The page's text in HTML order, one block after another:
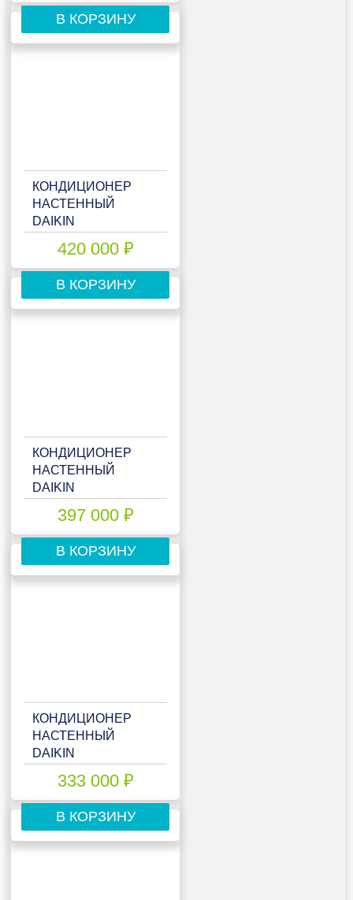
В КОРЗИНУ
КОНДИЦИОНЕР
НАСТЕННЫЙ
DAIKIN
420 000 ₽
В КОРЗИНУ
КОНДИЦИОНЕР
НАСТЕННЫЙ
DAIKIN
397 000 ₽
В КОРЗИНУ
КОНДИЦИОНЕР
НАСТЕННЫЙ
DAIKIN
333 000 ₽
В КОРЗИНУ